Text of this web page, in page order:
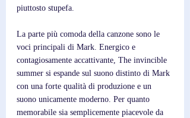
piuttosto stupefa.
La parte più comoda della canzone sono le
voci principali di Mark. Energico e
contagiosamente accattivante, The invincible
summer si espande sul suono distinto di Mark
con una forte qualità di produzione e un
suono unicamente moderno. Per quanto
memorabile sia semplicemente piacevole da